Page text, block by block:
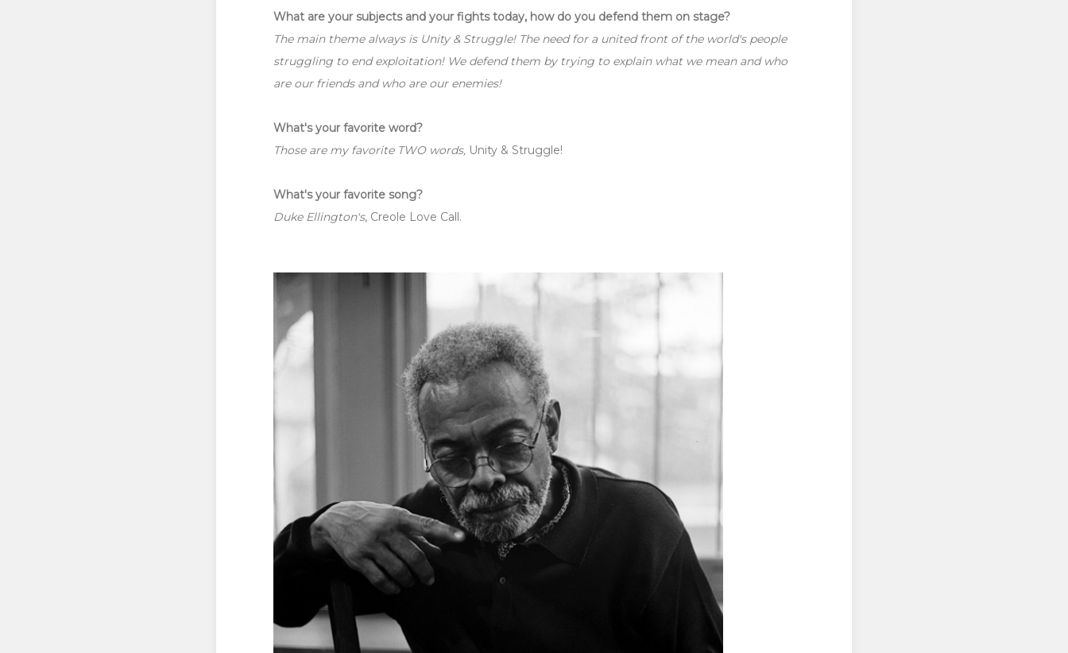
What are your subjects and your fights today, how do you defend them on stage?
The main theme always is Unity & Struggle! The need for a united front of the world's people
struggling to end exploitation! We defend them by trying to explain what we mean and who
are our friends and who are our enemies!
What's your favorite word?
Those are my favorite TWO words, Unity & Struggle!
What's your favorite song?
Duke Ellington's, Creole Love Call.